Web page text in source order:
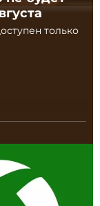
только